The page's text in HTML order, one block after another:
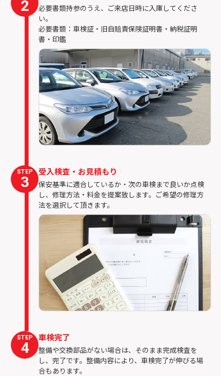
2
必要書類持参のうえ、ご来店日時に入庫してくださ
い。
必要書類：車検証・旧自賠責保険証明書・納税証明
書・印鑑
STEP
3
受入検査・お見積もり
保安基準に適合しているか・次の車検まで良いか点検
し、修理方法・料金を提案致します。ご希望の修理方
法を選択して頂きます。
STEP
4
車検完了
整備や交換部品がない場合は、そのまま完成検査を
し、完了です。整備内容により、車検完了が伸びる場
合もあります。